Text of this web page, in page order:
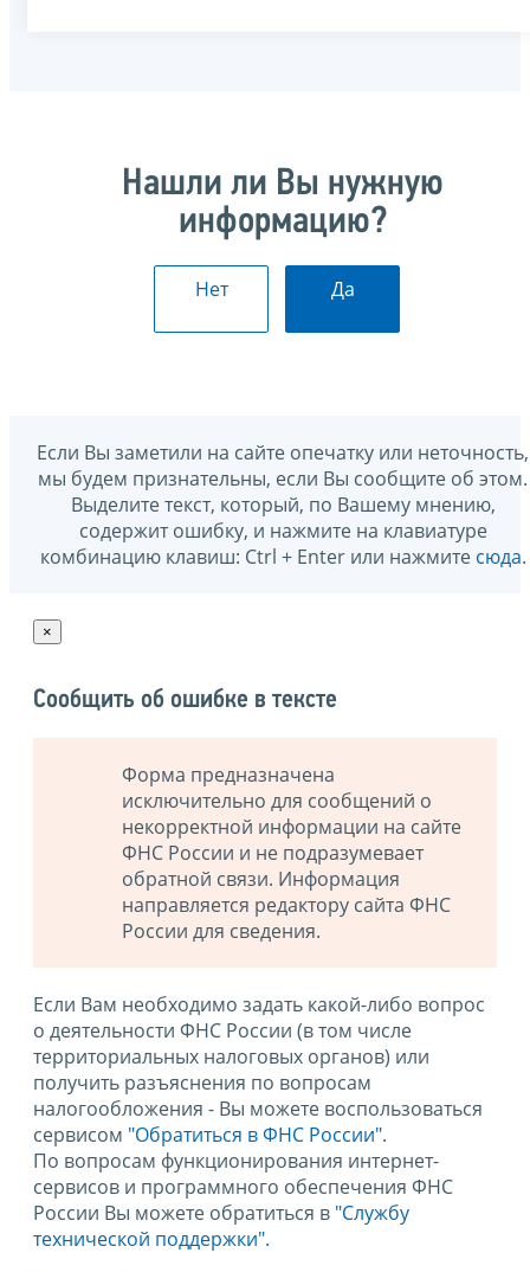
Нашли ли Вы нужную
информацию?
Нет Да
Если Вы заметили на сайте опечатку или неточность,
мы будем признательны, если Вы сообщите об этом.
Выделите текст, который, по Вашему мнению,
содержит ошибку, и нажмите на клавиатуре
комбинацию клавиш: Ctrl + Enter или нажмите сюда.
×
Сообщить об ошибке в тексте
Форма предназначена
исключительно для сообщений о
некорректной информации на сайте
ФНС России и не подразумевает
обратной связи. Информация
направляется редактору сайта ФНС
России для сведения.
Если Вам необходимо задать какой-либо вопрос
о деятельности ФНС России (в том числе
территориальных налоговых органов) или
получить разъяснения по вопросам
налогообложения - Вы можете воспользоваться
сервисом "Обратиться в ФНС России".
По вопросам функционирования интернет-
сервисов и программного обеспечения ФНС
России Вы можете обратиться в "Службу
технической поддержки".